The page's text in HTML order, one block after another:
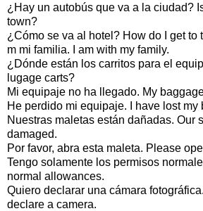
¿Hay un autobús que va a la ciudad?
town?
¿Cómo se va al hotel? How do I get to
m mi familia. I am with my family.
¿Dónde están los carritos para el
lugage carts?
Mi equipaje no ha llegado. My
He perdido mi equipaje. I have lost my
Nuestras maletas están dañadas. Our
damaged.
Por favor, abra esta maleta. Please
Tengo solamente los permisos
normal allowances.
Quiero declarar una cámara
declare a camera.